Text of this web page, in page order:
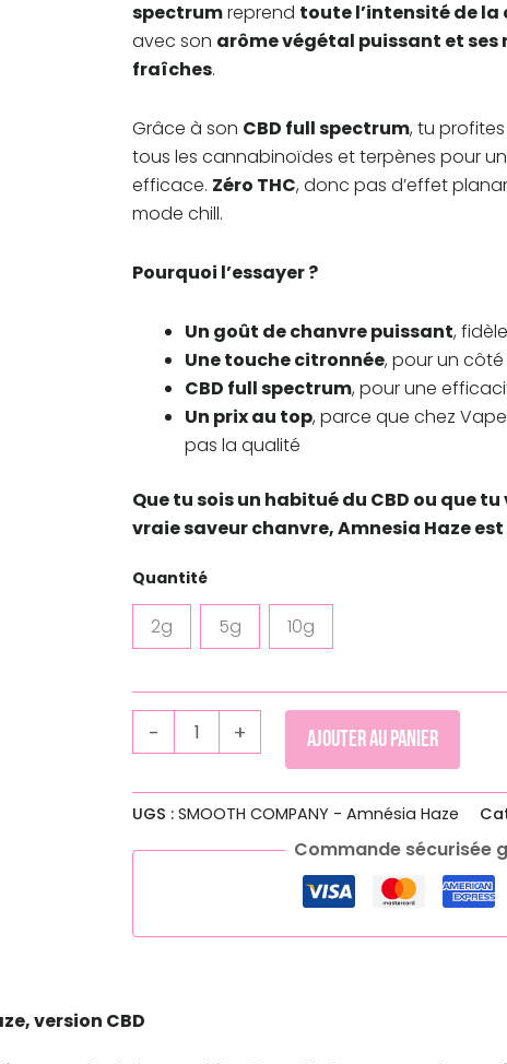
spectrumreprend toute l’intensité de la
avec son arôme végétal puissant et
fraîches.
Grâce à son CBD full spectrum, tu profites
tous les cannabinoïdes et terpènes pour
efficace. Zéro THC, donc pas d’effet
mode chill.
Pourquoi l’essayer ?
Un goût de chanvre puissant,
Une touche citronnée, pour un
CBD full spectrum, pour une
Un prix au top, parce que chez
pas la qualité
Que tu sois un habitué du CBD ou que
vraie saveur chanvre, Amnesia Haze
Quantité
2g 5g 10g
- + Ajouter au panier
UGS : SMOOTH COMPANY - Amnésia Haze
Commande sécurisée
version CBD